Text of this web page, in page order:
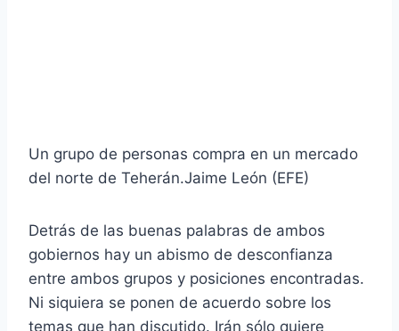
Un grupo de personas compra en un mercado
del norte de Teherán.Jaime León (EFE)
Detrás de las buenas palabras de ambos
gobiernos hay un abismo de desconfianza
entre ambos grupos y posiciones encontradas.
Ni siquiera se ponen de acuerdo sobre los
temas que han discutido. Irán sólo quiere